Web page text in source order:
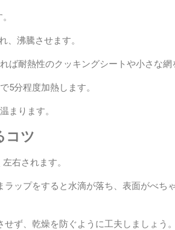
、沸騰させます。
ば耐熱性のクッキングシートや小さな網
5分程度加熱します。
まります。
コツ
右されます。
ラップをすると水滴が落ち、表面がべち
ず、乾燥を防ぐように工夫しましょう。